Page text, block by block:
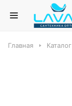
Главная Каталог